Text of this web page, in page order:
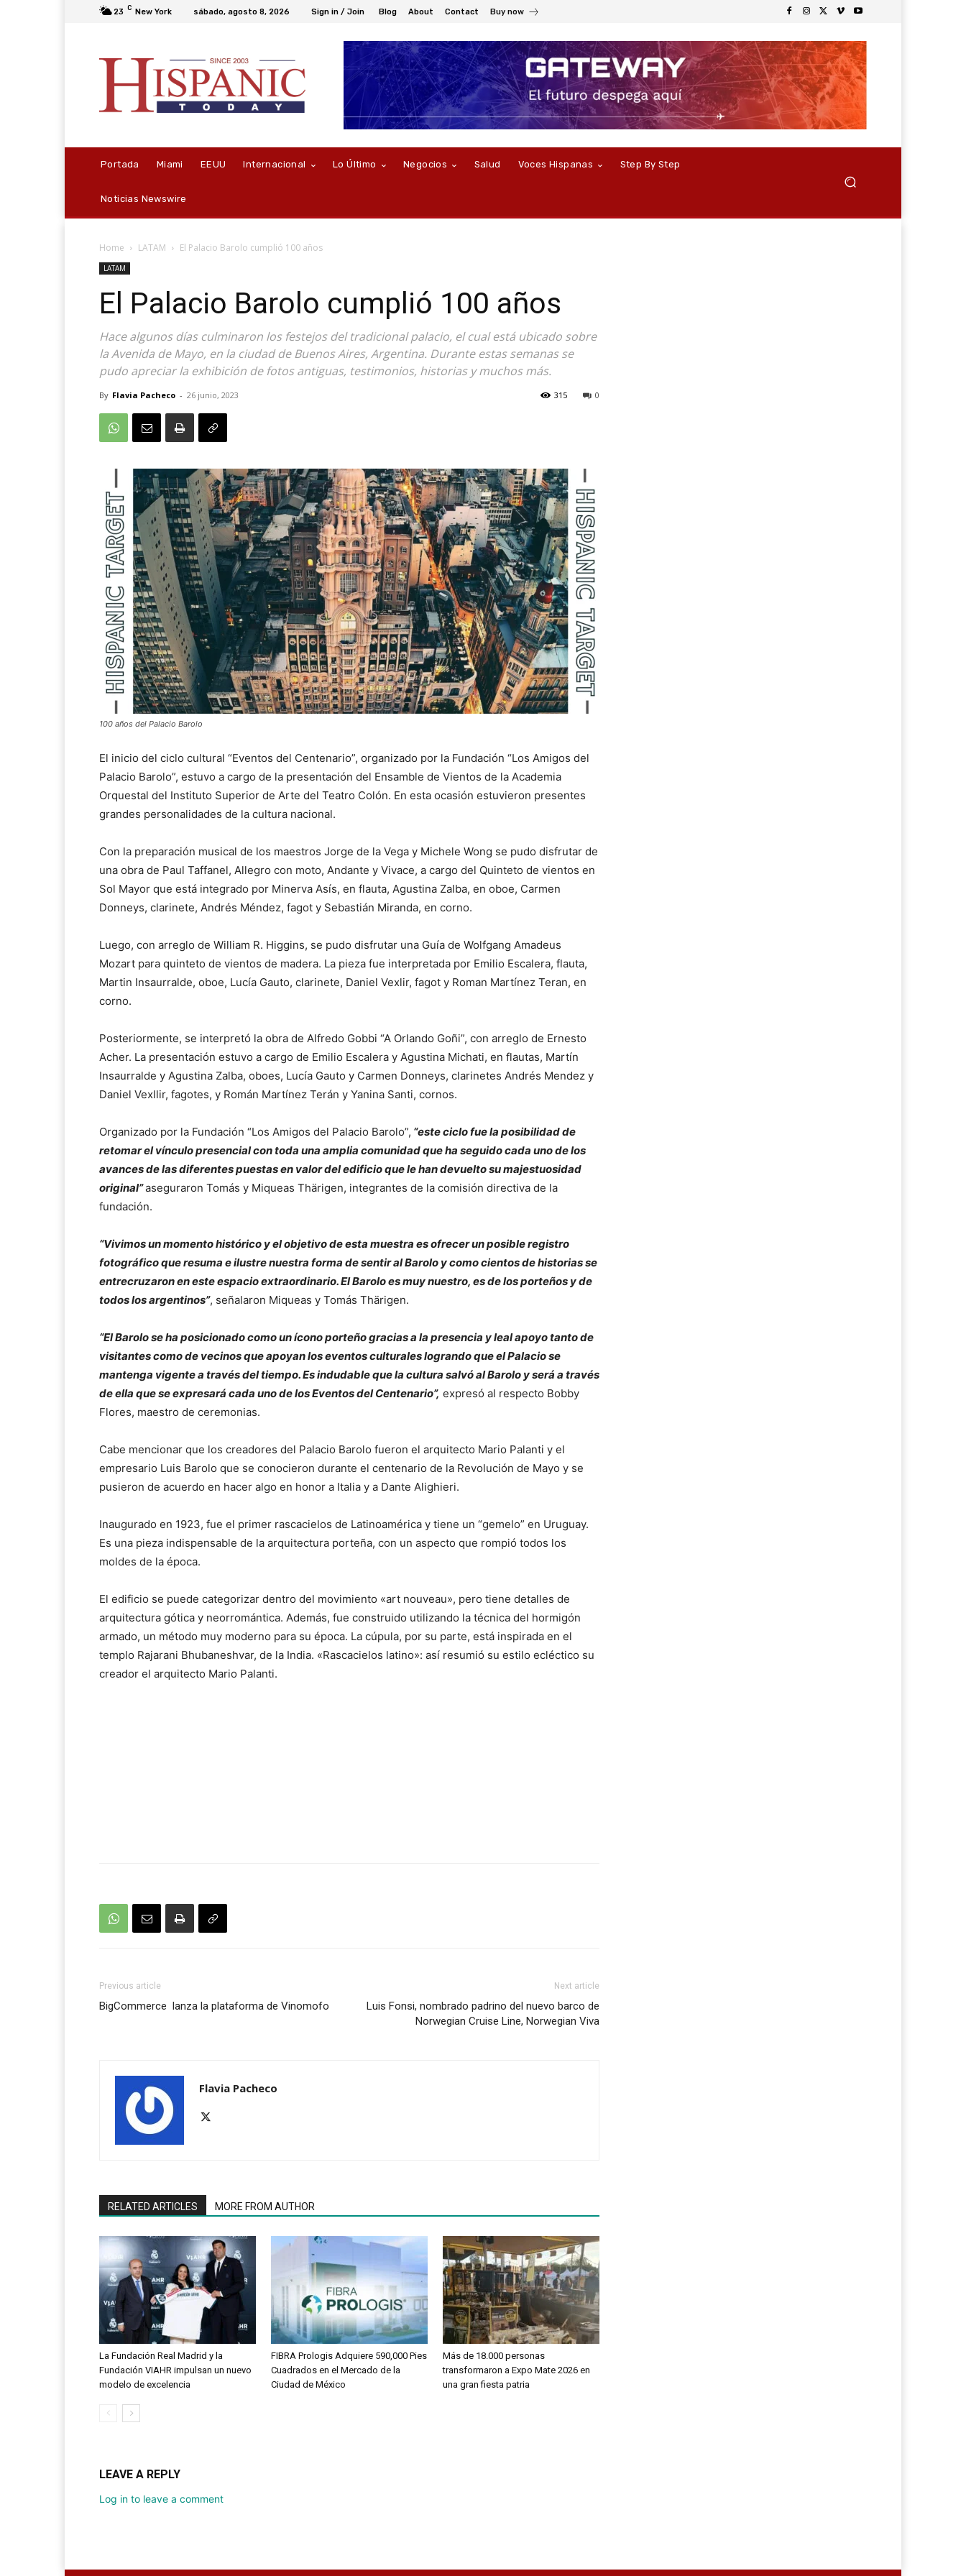
23 C New York sábado, agosto 8, 2026 Sign in / Join Blog About Contact Buy now
Portada Miami EEUU Internacional Lo Último Negocios Salud Voces Hispanas Step By Step
Noticias Newswire
Home LATAM El Palacio Barolo cumplió 100 años
LATAM
El Palacio Barolo cumplió 100 años
Hace algunos días culminaron los festejos del tradicional palacio, el cual está ubicado sobre
la Avenida de Mayo, en la ciudad de Buenos Aires, Argentina. Durante estas semanas se
pudo apreciar la exhibición de fotos antiguas, testimonios, historias y muchos más.
By Flavia Pacheco - 26 junio, 2023 0
315
100 años del Palacio Barolo
El inicio del ciclo cultural “Eventos del Centenario”, organizado por la Fundación “Los Amigos del
Palacio Barolo”, estuvo a cargo de la presentación del Ensamble de Vientos de la Academia
Orquestal del Instituto Superior de Arte del Teatro Colón. En esta ocasión estuvieron presentes
grandes personalidades de la cultura nacional.
Con la preparación musical de los maestros Jorge de la Vega y Michele Wong se pudo disfrutar de
una obra de Paul Taffanel, Allegro con moto, Andante y Vivace, a cargo del Quinteto de vientos en
Sol Mayor que está integrado por Minerva Asís, en flauta, Agustina Zalba, en oboe, Carmen
Donneys, clarinete, Andrés Méndez, fagot y Sebastián Miranda, en corno.
Luego, con arreglo de William R. Higgins, se pudo disfrutar una Guía de Wolfgang Amadeus
Mozart para quinteto de vientos de madera. La pieza fue interpretada por Emilio Escalera, flauta,
Martin Insaurralde, oboe, Lucía Gauto, clarinete, Daniel Vexlir, fagot y Roman Martínez Teran, en
corno.
Posteriormente, se interpretó la obra de Alfredo Gobbi “A Orlando Goñi”, con arreglo de Ernesto
Acher. La presentación estuvo a cargo de Emilio Escalera y Agustina Michati, en flautas, Martín
Insaurralde y Agustina Zalba, oboes, Lucía Gauto y Carmen Donneys, clarinetes Andrés Mendez y
Daniel Vexllir, fagotes, y Román Martínez Terán y Yanina Santi, cornos.
Organizado por la Fundación “Los Amigos del Palacio Barolo”, “este ciclo fue la posibilidad de
retomar el vínculo presencial con toda una amplia comunidad que ha seguido cada uno de los
avances de las diferentes puestas en valor del edificio que le han devuelto su majestuosidad
original”aseguraron Tomás y Miqueas Thärigen, integrantes de la comisión directiva de la
fundación.
“Vivimos un momento histórico y el objetivo de esta muestra es ofrecer un posible registro
fotográfico que resuma e ilustre nuestra forma de sentir al Barolo y como cientos de historias se
entrecruzaron en este espacio extraordinario. El Barolo es muy nuestro, es de los porteños y de
todos los argentinos”, señalaron Miqueas y Tomás Thärigen.
“El Barolo se ha posicionado como un ícono porteño gracias a la presencia y leal apoyo tanto de
visitantes como de vecinos que apoyan los eventos culturales logrando que el Palacio se
mantenga vigente a través del tiempo. Es indudable que la cultura salvó al Barolo y será a través
de ella que se expresará cada uno de los Eventos del Centenario”, expresó al respecto Bobby
Flores, maestro de ceremonias.
Cabe mencionar que los creadores del Palacio Barolo fueron el arquitecto Mario Palanti y el
empresario Luis Barolo que se conocieron durante el centenario de la Revolución de Mayo y se
pusieron de acuerdo en hacer algo en honor a Italia y a Dante Alighieri.
Inaugurado en 1923, fue el primer rascacielos de Latinoamérica y tiene un “gemelo” en Uruguay.
Es una pieza indispensable de la arquitectura porteña, con un aspecto que rompió todos los
moldes de la época.
El edificio se puede categorizar dentro del movimiento «art nouveau», pero tiene detalles de
arquitectura gótica y neorromántica. Además, fue construido utilizando la técnica del hormigón
armado, un método muy moderno para su época. La cúpula, por su parte, está inspirada en el
templo Rajarani Bhubaneshvar, de la India. «Rascacielos latino»: así resumió su estilo ecléctico su
creador el arquitecto Mario Palanti.
Previous article
BigCommerce lanza la plataforma de Vinomofo
Next article
Luis Fonsi, nombrado padrino del nuevo barco de
Norwegian Cruise Line, Norwegian Viva
Flavia Pacheco
RELATED ARTICLES MORE FROM AUTHOR
La Fundación Real Madrid y la
Fundación VIAHR impulsan un nuevo
modelo de excelencia
FIBRA Prologis Adquiere 590,000 Pies
Cuadrados en el Mercado de la
Ciudad de México
Más de 18.000 personas
transformaron a Expo Mate 2026 en
una gran fiesta patria
LEAVE A REPLY
Log in to leave a comment